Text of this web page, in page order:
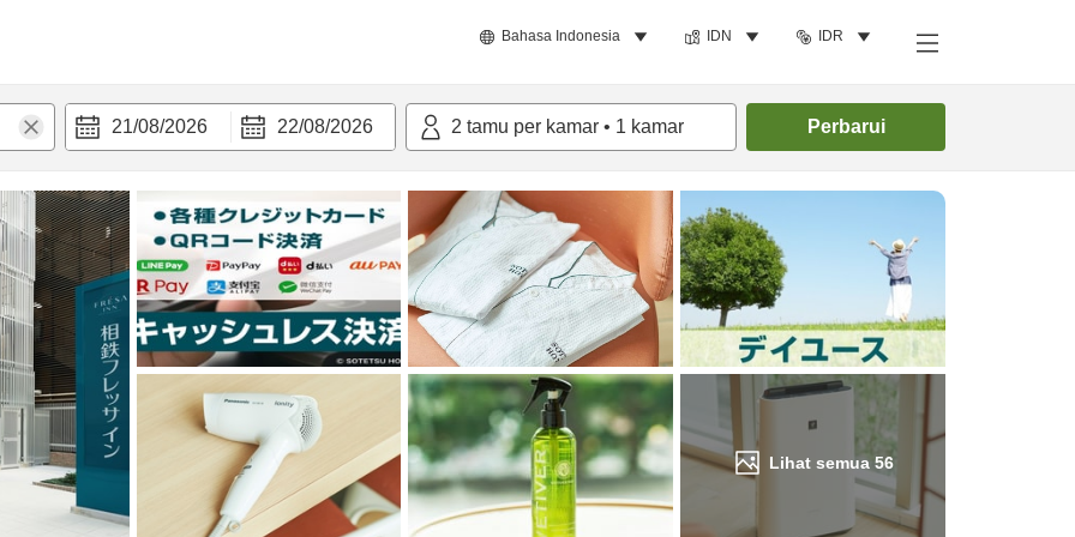
Bahasa Indonesia IDN IDR
21/08/2026 22/08/2026 2 tamu per kamar • 1 kamar Perbarui
Lihat semua 56
Cari kamar